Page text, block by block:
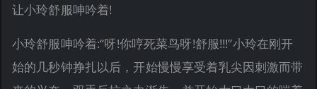
让小玲舒服呻吟着!
小玲舒服呻吟着:“呀!你哼死菜鸟呀!舒服!!!”小玲在刚开
始的几秒钟挣扎以后，开始慢慢享受着乳尖因刺激而带